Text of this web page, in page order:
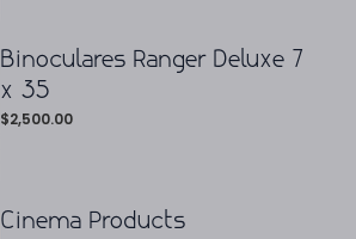
Binoculares Ranger Deluxe 7
x 35
$2,500.00
Cinema Products